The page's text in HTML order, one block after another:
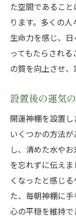
た空間であるこ
ります。多くの
生命力を感じ、
ってもたらされ
の質を向上させ、
設置後の運気
開運神棚を設置し
いくつかの方法
し、清めた水や
を忘れずに伝え
くなったと感じ
た、毎朝神棚に
心の平穏を維持